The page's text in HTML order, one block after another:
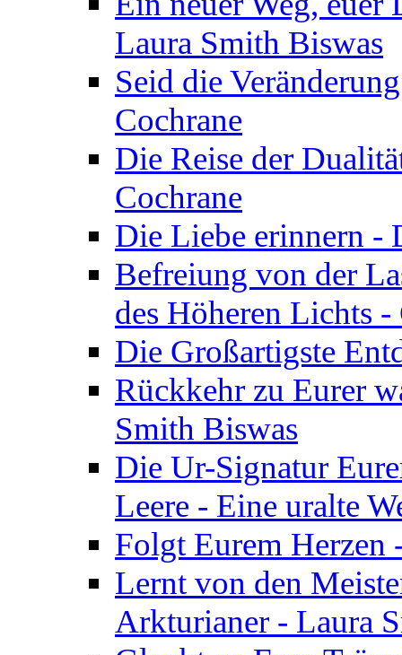
Laura Smith Biswas
Seid die
Cochrane
Die Reise der
Cochrane
Die Liebe erinnern -
Befreiung von der
des Höheren Lichts
Die Großartigste
Rückkehr zu Eurer
Smith Biswas
Die Ur-Signatur
Leere - Eine uralte
Folgt Eurem
Lernt von den
Arkturianer - Laura